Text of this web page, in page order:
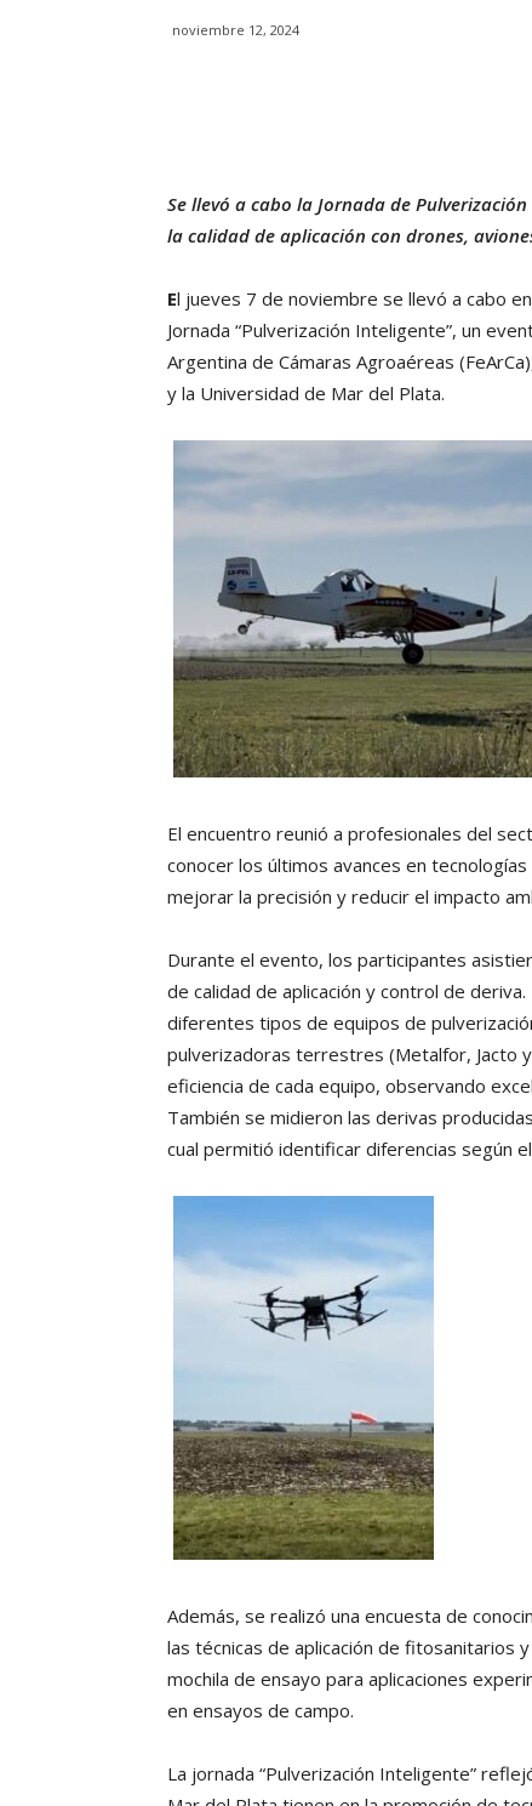
noviembre 12, 2024
Se llevó a cabo la Jornada de
la calidad de aplicación con drones,
El jueves 7 de noviembre se llevó a cabo
Jornada “Pulverización Inteligente”, un
Argentina de Cámaras Agroaéreas
y la Universidad de Mar del Plata.
El encuentro reunió a profesionales del
conocer los últimos avances en
mejorar la precisión y reducir el impacto
Durante el evento, los participantes
de calidad de aplicación y control de
diferentes tipos de equipos de
pulverizadoras terrestres (Metalfor, Jacto
eficiencia de cada equipo, observando
También se midieron las derivas
cual permitió identificar diferencias según
Además, se realizó una encuesta de
las técnicas de aplicación de fitosanitarios
mochila de ensayo para aplicaciones
en ensayos de campo.
La jornada “Pulverización Inteligente”